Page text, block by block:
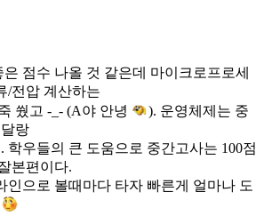
점수 나올 것 같은데 마이크로프로세
/전압 계산하는
쒔고 -_- (A야 안녕
). 운영체제는 중
랑
학우들의 큰 도움으로 중간고사는 100점
본편이다.
인으로 볼때마다 타자 빠른게 얼마나 도